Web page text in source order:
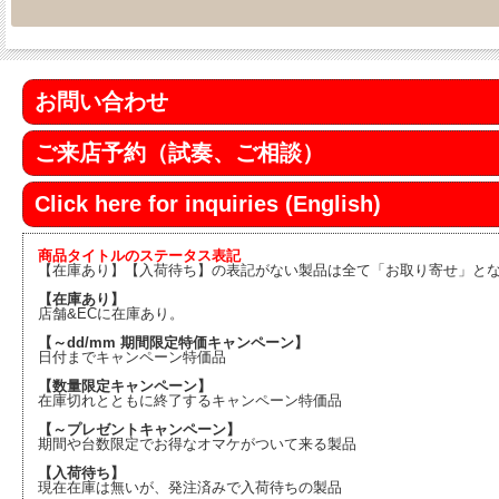
お問い合わせ
ご来店予約（試奏、ご相談）
Click here for inquiries (English)
商品タイトルのステータス表記
【在庫あり】【入荷待ち】の表記がない製品は全て「お取り寄せ」とな
【在庫あり】
店舗&ECに在庫あり。
【～dd/mm 期間限定特価キャンペーン】
日付までキャンペーン特価品
【数量限定キャンペーン】
在庫切れとともに終了するキャンペーン特価品
【～プレゼントキャンペーン】
期間や台数限定でお得なオマケがついて来る製品
【入荷待ち】
現在在庫は無いが、発注済みで入荷待ちの製品